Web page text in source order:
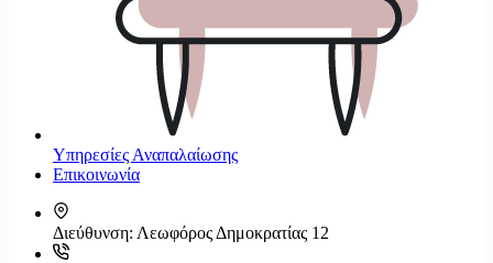
Υπηρεσίες Αναπαλαίωσης
Επικοινωνία
Διεύθυνση: Λεωφόρος Δημοκρατίας 12